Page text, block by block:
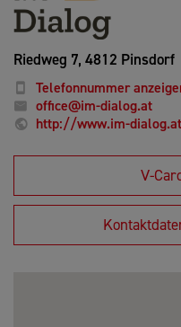
Riedweg 7, 4812 Pinsdorf
Telefonnummer
office@im-dialog.at
http://www.im-dialog.at
V-